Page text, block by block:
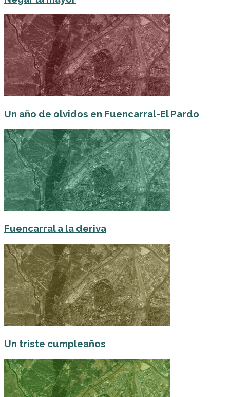
Un año de olvidos en Fuencarral-El Pardo
Fuencarral a la deriva
Un triste cumpleaños